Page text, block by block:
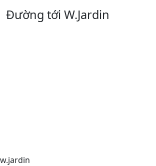
Đường tới W.Jardin
w.jardin